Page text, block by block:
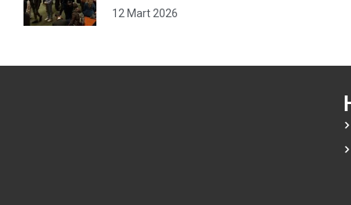
12 Mart 2026